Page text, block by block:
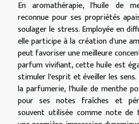
En aromathérapie, l'huile de
reconnue pour ses propriétés
soulager le stress. Employée en
elle participe à la création d'une
peut favoriser une meilleure
parfum vivifiant, cette huile est
stimuler l'esprit et éveiller les sens.
la parfumerie, l'huile de menthe
pour ses notes fraîches et
souvent utilisée comme note de